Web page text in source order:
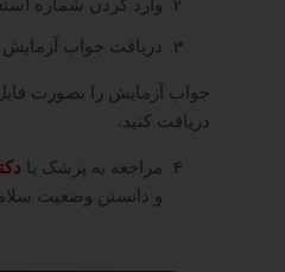
وارد کردن شماره
دریافت جواب آزمایش
جواب آزمایش را بصورت
دریافت کنید.
مراجعه به پزشک یا
و دانستن وضعیت